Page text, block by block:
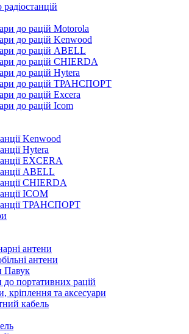
до рацій Motorola
до рацій Kenwood
до рацій ABELL
до рацій CHIERDA
до рацій Hytera
до рацій ТРАНСПОРТ
до рацій Excera
до рацій Icom
Kenwood
Hytera
EXCERA
ABELL
CHIERDA
ICOM
ТРАНСПОРТ
антени
антени
Павук
портативних рацій
кріплення та аксесуари
кабель